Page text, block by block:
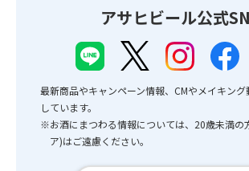
アサヒビール公式
最新商品やキャンペーン情報、CMやメイキン
しています。
※お酒にまつわる情報については、20歳未満の
ア)はご遠慮ください。